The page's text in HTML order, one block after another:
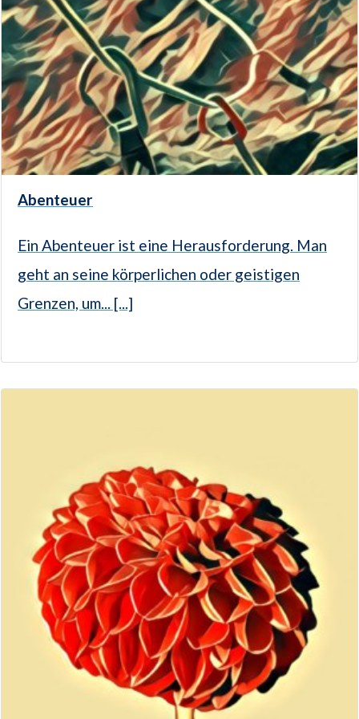
Abenteuer
Ein Abenteuer ist eine Herausforderung. Man
geht an seine körperlichen oder geistigen
Grenzen, um... [...]